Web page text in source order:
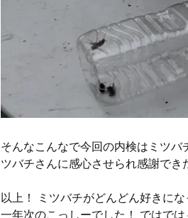
そんなこんなで今回の内検はミツバ
ツバチさんに感心させられ感謝でき
以上！ ミツバチがどんどん好きに
一年次のこっしーでした！ ではでは